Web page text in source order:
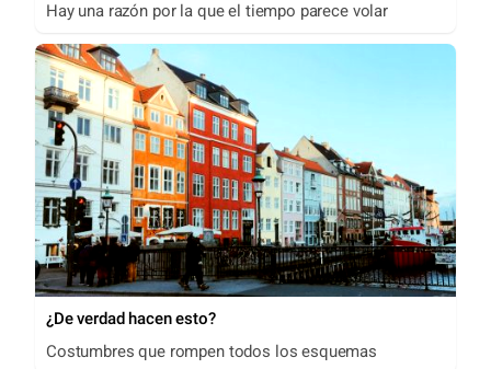
Hay una razón por la que el tiempo parece volar
¿De verdad hacen esto?
Costumbres que rompen todos los esquemas